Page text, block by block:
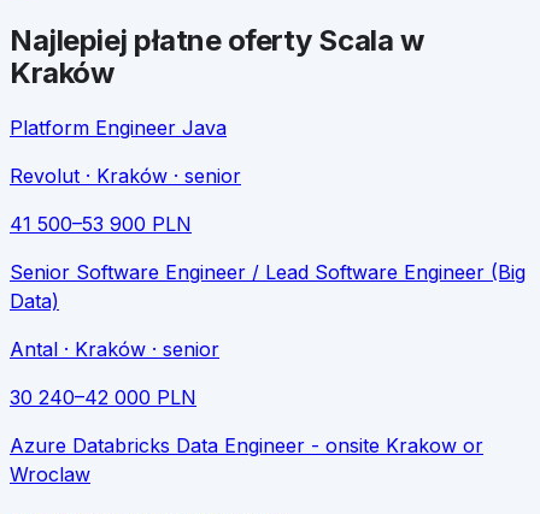
Najlepiej płatne oferty Scala w
Kraków
Platform Engineer Java
Revolut · Kraków · senior
41 500–53 900 PLN
Senior Software Engineer / Lead Software Engineer (Big
Data)
Antal · Kraków · senior
30 240–42 000 PLN
Azure Databricks Data Engineer - onsite Krakow or
Wroclaw